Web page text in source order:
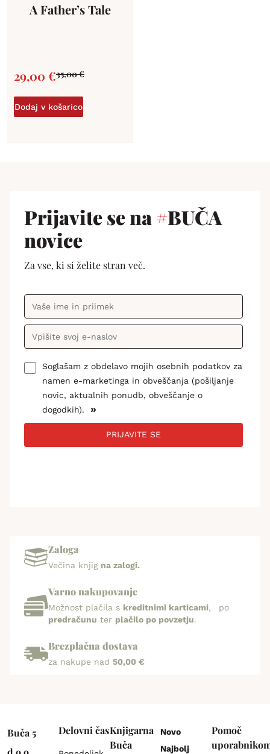
A Father’s Tale
35,00€
29,00 €
Dodaj v košarico
Prijavite se na#BUČA
novice
Za vse, ki si želite stran več.
Soglašam z obdelavo mojih osebnih podatkov za
namen e-marketinga in obveščanja (pošiljanje
novic, aktualnih ponudb, obveščanje o
dogodkih).
»
PRIJAVITE SE
Zaloga
Večina knjig na zalogi.
Varno nakupovanje
Možnost plačila s kreditnimi karticami, po
predračunu ter plačilo po povzetju.
Brezplačna dostava
za nakupe nad 50,00 €
Buča 5
Delovni časKnjigarna
Buča
Novo
Najbolj
Pomoč